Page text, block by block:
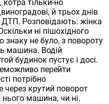
котра тільки-но
й трьох днів
ДТП. Розповідають: жінка
ні пішохідного
знаку не було, з повороту
машина. Водій
будинок пустує і досі.
перейти
потрібно
через крутий поворот
машина, чи ні.